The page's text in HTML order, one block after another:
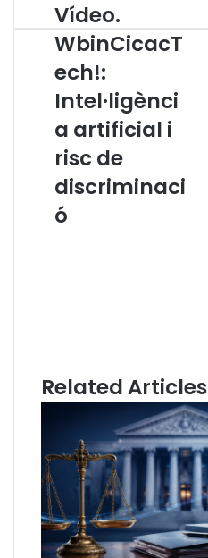
V
í
d
e
W
b
n
C
i
:
I
e
·
l
i
g
Vídeo.
WbinCicacT
ech!:
Intel·ligènci
a artificial i
risc de
discriminaci
ó
Related Articles